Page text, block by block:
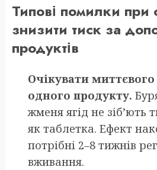
Типові помилки при
знизити тиск за
продуктів
Очікувати миттєвого
одного продукту.
жменя ягід не зіб’ють
як таблетка. Ефект
потрібні 2–8 тижнів
вживання.